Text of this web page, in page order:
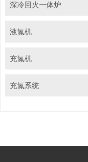
深冷回火一体炉
液氮机
充氮机
充氮系统